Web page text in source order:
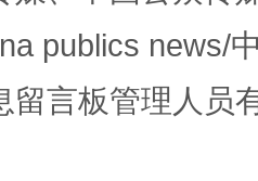
publics news/
留言板管理人员